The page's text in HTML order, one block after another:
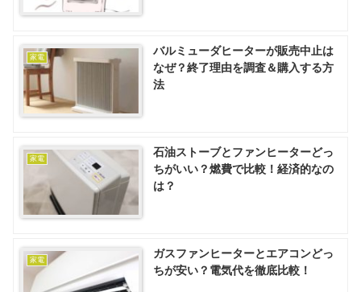
家電
バルミューダヒーターが販売中止は
なぜ？終了理由を調査＆購入する方
法
家電
石油ストーブとファンヒーターどっ
ちがいい？燃費で比較！経済的なの
は？
家電
ガスファンヒーターとエアコンどっ
ちが安い？電気代を徹底比較！